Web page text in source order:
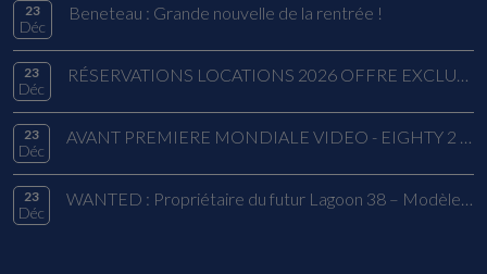
23
Déc
Beneteau : Grande nouvelle de la rentrée !
23
Déc
23
Déc
23
Déc